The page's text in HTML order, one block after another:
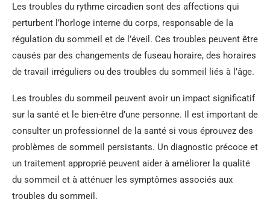
Les troubles du rythme circadien sont des affections qui
perturbent l’horloge interne du corps, responsable de la
régulation du sommeil et de l’éveil. Ces troubles peuvent être
causés par des changements de fuseau horaire, des horaires
de travail irréguliers ou des troubles du sommeil liés à l’âge.
Les troubles du sommeil peuvent avoir un impact significatif
sur la santé et le bien-être d’une personne. Il est important de
consulter un professionnel de la santé si vous éprouvez des
problèmes de sommeil persistants. Un diagnostic précoce et
un traitement approprié peuvent aider à améliorer la qualité
du sommeil et à atténuer les symptômes associés aux
troubles du sommeil.